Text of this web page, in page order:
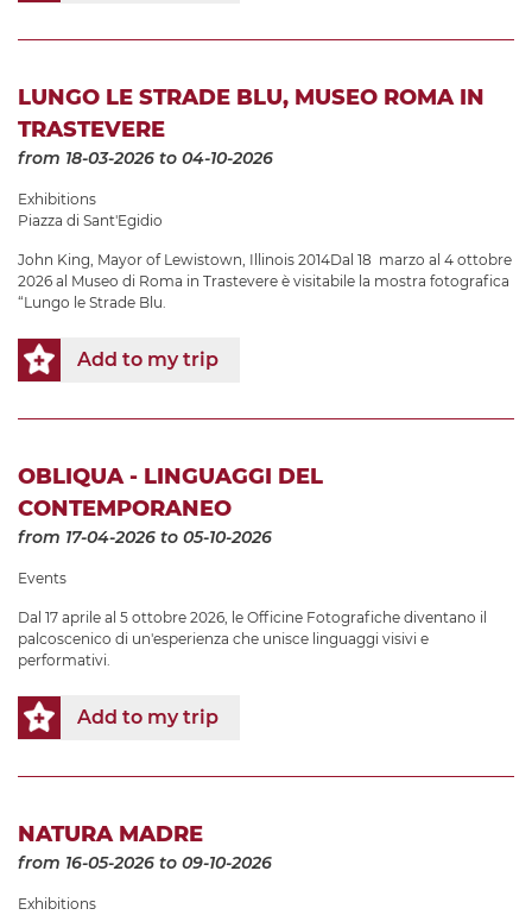
LUNGO LE STRADE BLU, MUSEO ROMA IN
TRASTEVERE
from 18-03-2026 to 04-10-2026
Exhibitions
Piazza di Sant'Egidio
John King, Mayor of Lewistown, Illinois 2014Dal 18 marzo al 4 ottobre
2026 al Museo di Roma in Trastevere è visitabile la mostra fotografica
“Lungo le Strade Blu.
Add to my trip
OBLIQUA - LINGUAGGI DEL
CONTEMPORANEO
from 17-04-2026 to 05-10-2026
Events
Dal 17 aprile al 5 ottobre 2026, le Officine Fotografiche diventano il
palcoscenico di un'esperienza che unisce linguaggi visivi e
performativi.
Add to my trip
NATURA MADRE
from 16-05-2026 to 09-10-2026
Exhibitions